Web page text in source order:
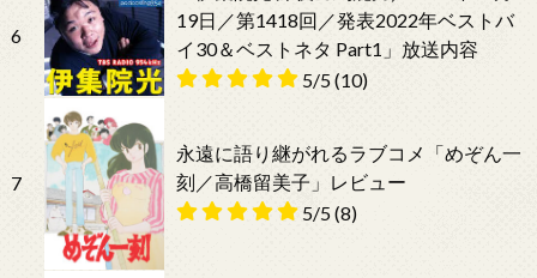
6
19日／第1418回／発表2022年ベストバ
イ30＆ベストネタ Part1」放送内容
5/5(10)
7
永遠に語り継がれるラブコメ「めぞん一
刻／高橋留美子」レビュー
5/5(8)